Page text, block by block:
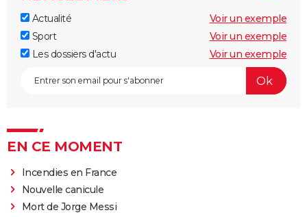
Actualité
Voir un exemple
Sport
Voir un exemple
Les dossiers d'actu
Voir un exemple
EN CE MOMENT
Incendies en France
Nouvelle canicule
Mort de Jorge Messi